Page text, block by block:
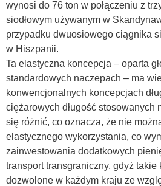
wynosi do 76 ton w połączeniu z
siodłowym używanym w
przypadku dwuosiowego ciągnika
w Hiszpanii.
Ta elastyczna koncepcja – oparta
standardowych naczepach – ma
konwencjonalnych koncepcjach
ciężarowych długość stosowanych
się różnić, co oznacza, że nie
elastycznego wykorzystania, co
zainwestowania dodatkowych
transport transgraniczny, gdyż takie
dozwolone w każdym kraju ze